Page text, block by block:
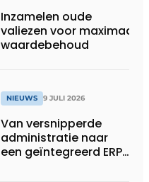
Inzamelen oude
valiezen voor maximaal
waardebehoud
NIEUWS 9 JULI 2026
Van versnipperde
administratie naar
een geïntegreerd ERP-